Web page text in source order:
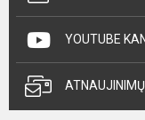
YOUTUBE